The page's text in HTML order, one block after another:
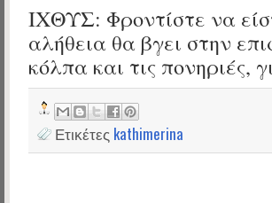
ΙΧΘΥΣ: Φροντίστε να
αλήθεια θα βγει στην
κόλπα και τις πονηριές,
Ετικέτες kathimerina